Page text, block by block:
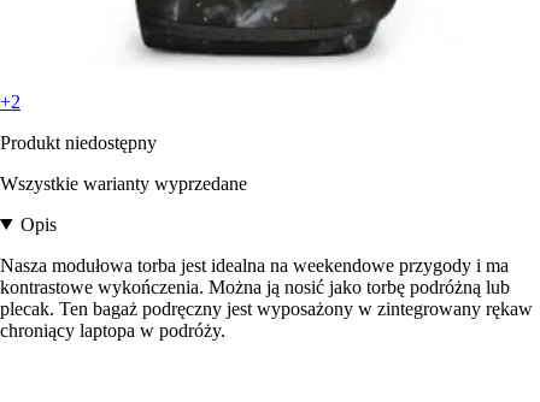
+2
Produkt niedostępny
Wszystkie warianty wyprzedane
Opis
Nasza modułowa torba jest idealna na weekendowe przygody i ma
kontrastowe wykończenia. Można ją nosić jako torbę podróżną lub
plecak. Ten bagaż podręczny jest wyposażony w zintegrowany rękaw
chroniący laptopa w podróży.